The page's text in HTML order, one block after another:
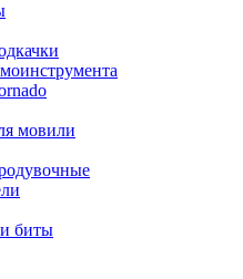
мовили
биты